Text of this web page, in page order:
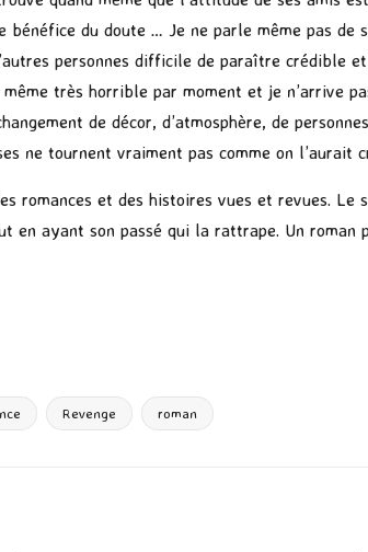
du doute … Je ne parle même pas de
personnes difficile de paraître crédible
très horrible par moment et je n’arrive
de décor, d’atmosphère, de
ne tournent vraiment pas comme on l’aurait
romances et des histoires vues et revues. Le
ayant son passé qui la rattrape. Un roman
Revenge roman